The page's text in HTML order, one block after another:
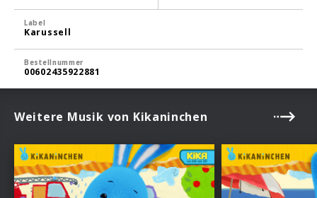
Label
Karussell
Bestellnummer
00602435922881
Weitere Musik von Kikaninchen